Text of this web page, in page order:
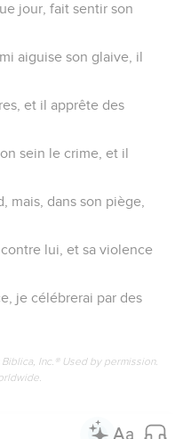
jour, fait sentir son
aiguise son glaive, il
et il apprête des
sein le crime, et il
mais, dans son piège,
lui, et sa violence
je célébrerai par des
Inc.® Used by permission.